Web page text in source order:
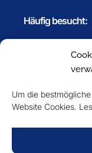
Um die
Website Cookies.
Häufig besucht:
Mitglieder